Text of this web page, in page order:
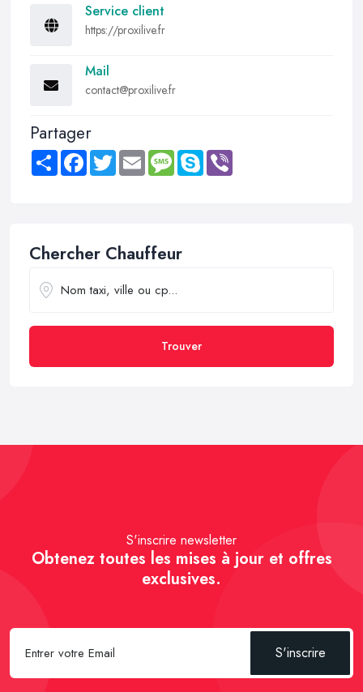
Service client
https://proxilive.fr
Mail
contact@proxilive.fr
Partager
Share FacebookTwitter Email MessageSkype
Chercher Chauffeur
Trouver
S'inscrire newsletter
Obtenez toutes les mises à jour et offres
exclusives.
S'inscrire